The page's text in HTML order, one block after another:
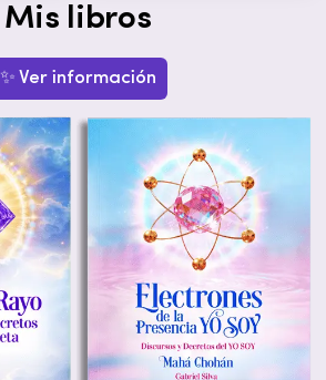
Mis libros
✨ Ver información